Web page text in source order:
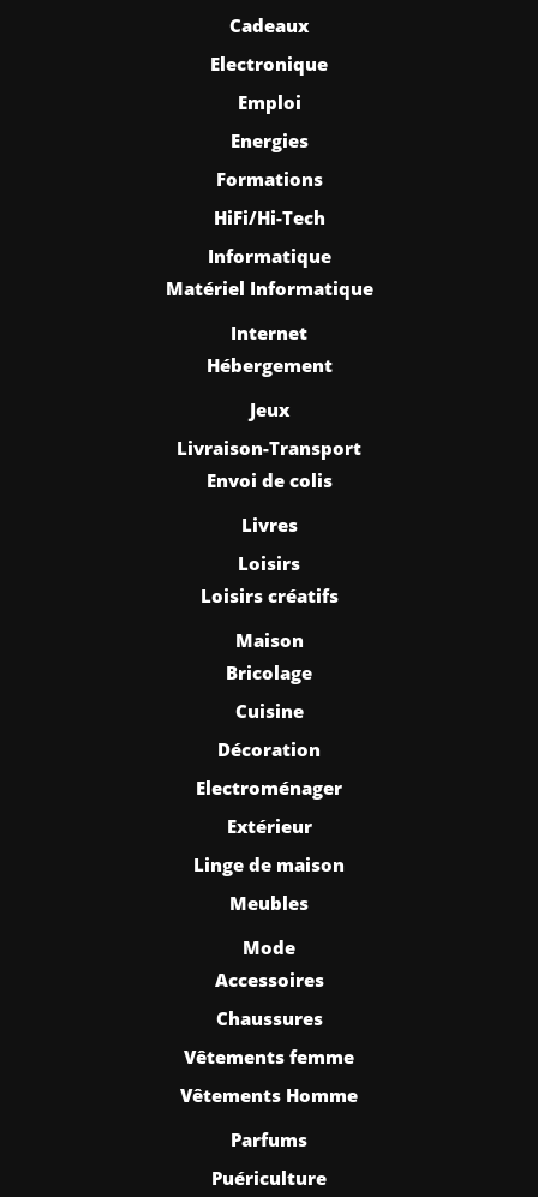
Cadeaux
Electronique
Emploi
Energies
Formations
HiFi/Hi-Tech
Informatique
Matériel Informatique
Internet
Hébergement
Jeux
Livraison-Transport
Envoi de colis
Livres
Loisirs
Loisirs créatifs
Maison
Bricolage
Cuisine
Décoration
Electroménager
Extérieur
Linge de maison
Meubles
Mode
Accessoires
Chaussures
Vêtements femme
Vêtements Homme
Parfums
Puériculture